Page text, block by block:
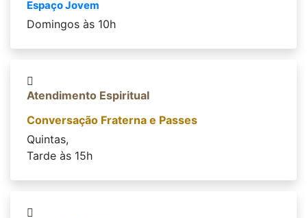
Espaço Jovem
Domingos às 10h
Atendimento Espiritual
Conversação Fraterna e Passes
Quintas,
Tarde às 15h